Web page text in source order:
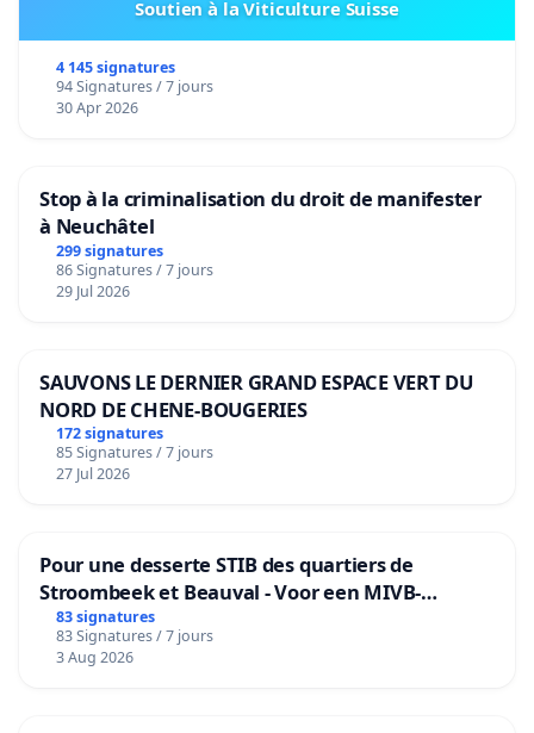
Soutien à la Viticulture Suisse
4 145 signatures
94 Signatures / 7 jours
30 Apr 2026
Stop à la criminalisation du droit de manifester
à Neuchâtel
299 signatures
86 Signatures / 7 jours
29 Jul 2026
SAUVONS LE DERNIER GRAND ESPACE VERT DU
NORD DE CHENE-BOUGERIES
172 signatures
85 Signatures / 7 jours
27 Jul 2026
Pour une desserte STIB des quartiers de
Stroombeek et Beauval - Voor een MIVB-
bediening van de wijken Strombeek en Het
Voor
83 signatures
83 Signatures / 7 jours
3 Aug 2026